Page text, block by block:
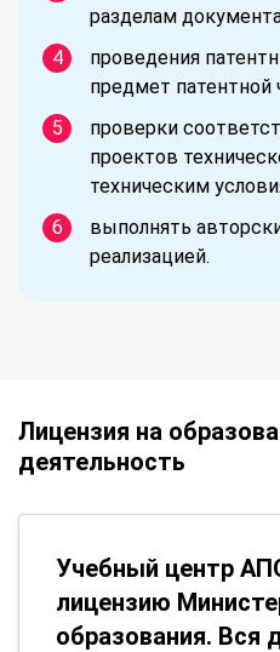
разделам
проведения
предмет патентной
проверки
проектов
техническим
выполнять
реализацией.
Лицензия на
деятельность
Учебный центр
лицензию
образования. Вся